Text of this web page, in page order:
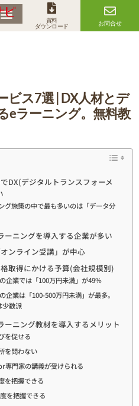
資料
ダウンロード
お問合せ
ビス7選 | DX人材とデ
eラーニング。無料教
DX(デジタルトランスフォーメ
グ施策の中で最も多いのは「データ分
ーニングを導入する企業が多い
ンライン受講」が中心
取得にかける予算(会社規模別)
企業では「100万円未満」が49%
企業は「100-500万円未満」が最多。
少数派
ーニング教材を導入するメリット
を促せる
を問わない
専門家の講義が受けられる
を把握できる
を把握できる